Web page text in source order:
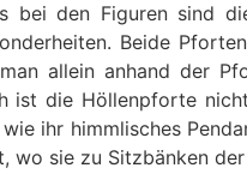
bei den Figuren sind
Beide
allein anhand der
ist die Höllenpforte
ihr himmlisches
wo sie zu Sitzbänken